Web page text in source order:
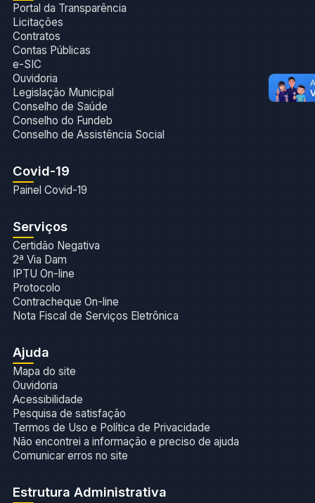
Portal da Transparência
Licitações
Contratos
Contas Públicas
e-SIC
Ouvidoria
Legislação Municipal
Conselho de Saúde
Conselho do Fundeb
Conselho de Assistência Social
Covid-19
Painel Covid-19
Serviços
Certidão Negativa
2ª Via Dam
IPTU On-line
Protocolo
Contracheque On-line
Nota Fiscal de Serviços Eletrônica
Ajuda
Mapa do site
Ouvidoria
Acessibilidade
Pesquisa de satisfação
Termos de Uso e Política de Privacidade
Não encontrei a informação e preciso de ajuda
Comunicar erros no site
Estrutura Administrativa